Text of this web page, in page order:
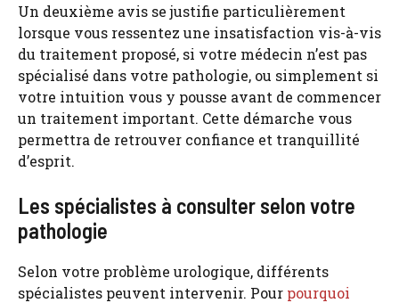
Un deuxième avis se justifie particulièrement
lorsque vous ressentez une insatisfaction vis-à-vis
du traitement proposé, si votre médecin n’est pas
spécialisé dans votre pathologie, ou simplement si
votre intuition vous y pousse avant de commencer
un traitement important. Cette démarche vous
permettra de retrouver confiance et tranquillité
d’esprit.
Les spécialistes à consulter selon votre
pathologie
Selon votre problème urologique, différents
spécialistes peuvent intervenir. Pour pourquoi